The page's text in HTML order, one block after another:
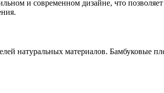
и современном дизайне, что
натуральных материалов. Бамбуковые